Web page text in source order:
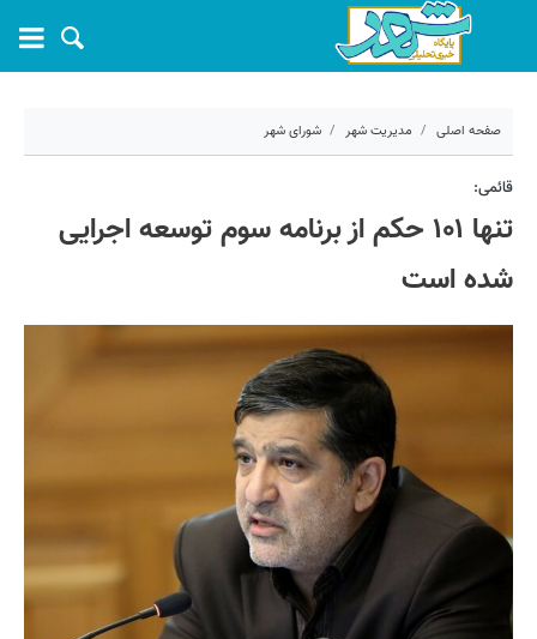
صفحه اصلی مدیریت شهر شورای شهر
۲۷ دی ۱۴۰۱ - ۰۹:۵۸
کد مطلب:31012
قائمی:
تنها ۱۰۱ حکم از برنامه سوم توسعه اجرایی
شده است